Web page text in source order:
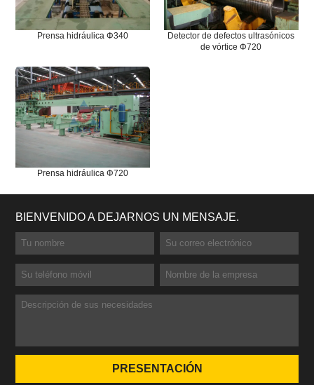
Prensa hidráulica Φ340
Detector de defectos ultrasónicos
de vórtice Φ720
Prensa hidráulica Φ720
BIENVENIDO A DEJARNOS UN MENSAJE.